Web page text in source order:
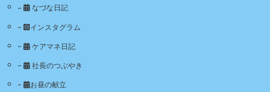
なづな日記
インスタグラム
ケアマネ日記
社長のつぶやき
お昼の献立